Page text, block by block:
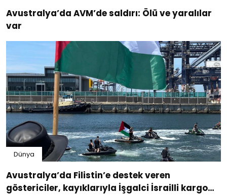
Avustralya’da AVM’de saldırı: Ölü ve yaralılar
var
Dünya
Avustralya’da Filistin’e destek veren
göstericiler, kayıklarıyla İşgalci İsrailli kargo